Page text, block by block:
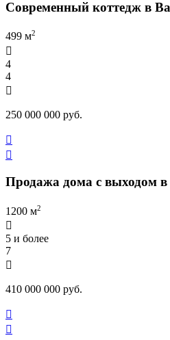
Современный коттедж в
499 м2

4
4

250 000 000 руб.


Продажа дома с выходом
1200 м2

5 и более
7

410 000 000 руб.

